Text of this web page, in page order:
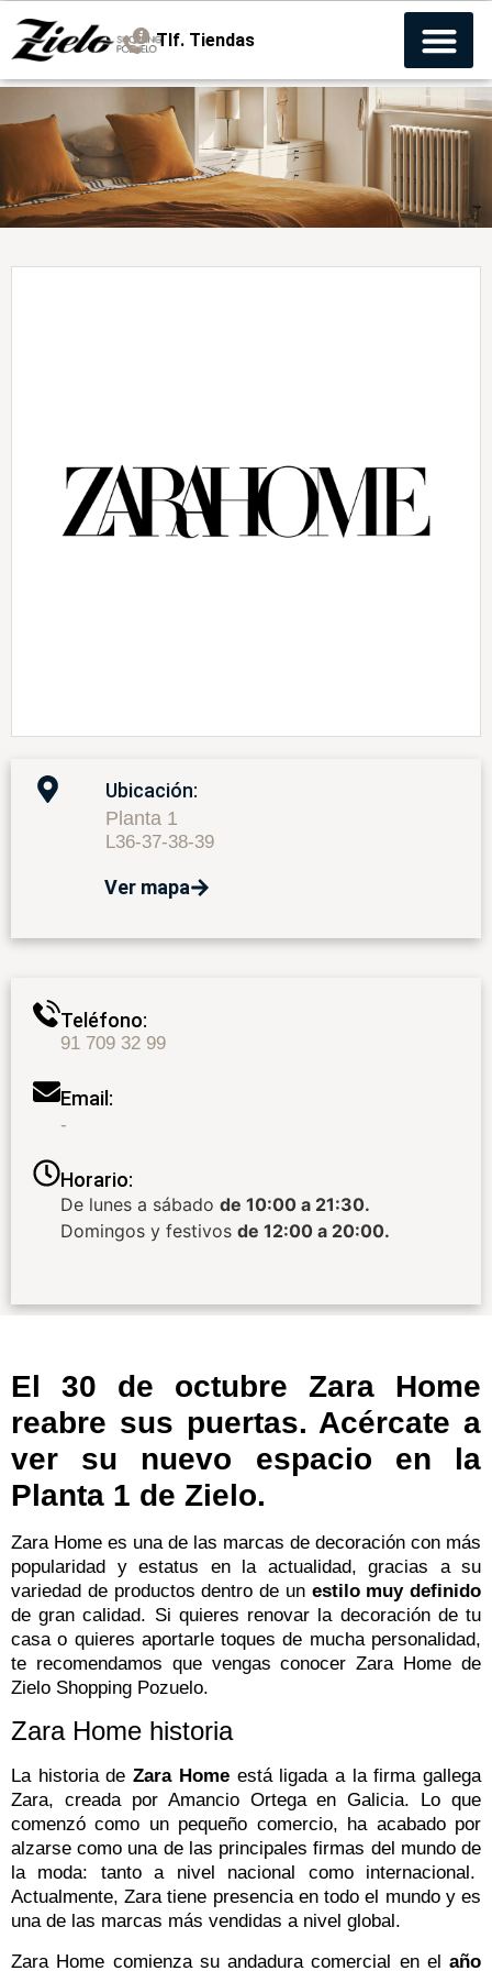
Tlf. Tiendas
Ubicación:
Planta 1
L36-37-38-39
Ver mapa
Teléfono:
91 709 32 99
Email:
-
Horario:
De lunes a sábado de 10:00 a 21:30.
Domingos y festivos de 12:00 a 20:00.
El 30 de octubre Zara Home
reabre sus puertas. Acércate a
ver su nuevo espacio en la
Planta 1 de Zielo.
Zara Home es una de las marcas de decoración con más
popularidad y estatus en la actualidad, gracias a su
variedad de productos dentro de un estilo muy definido
de gran calidad. Si quieres renovar la decoración de tu
casa o quieres aportarle toques de mucha personalidad,
te recomendamos que vengas conocer Zara Home de
Zielo Shopping Pozuelo.
Zara Home historia
La historia deZara Homeestá ligada a la firma gallega
Zara, creada por Amancio Ortega en Galicia. Lo que
comenzó como un pequeño comercio, ha acabado por
alzarse como una de las principales firmas del mundo de
la moda: tanto a nivel nacional como internacional.
Actualmente, Zara tiene presencia en todo el mundo y es
una de las marcas más vendidas a nivel global.
Zara Home comienza su andadura comercial en el año